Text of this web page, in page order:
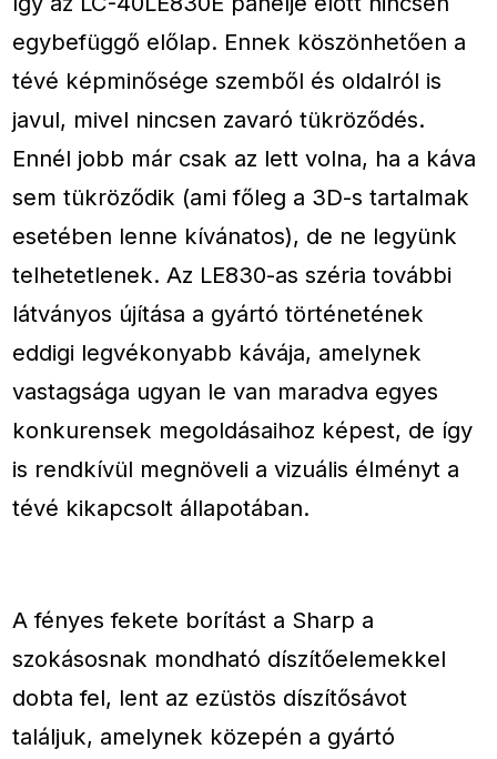
egybefüggő előlap. Ennek köszönhetően a
tévé képminősége szemből és oldalról is
javul, mivel nincsen zavaró tükröződés.
Ennél jobb már csak az lett volna, ha a káva
sem tükröződik (ami főleg a 3D-s tartalmak
esetében lenne kívánatos), de ne legyünk
telhetetlenek. Az LE830-as széria további
látványos újítása a gyártó történetének
eddigi legvékonyabb kávája, amelynek
vastagsága ugyan le van maradva egyes
konkurensek megoldásaihoz képest, de így
is rendkívül megnöveli a vizuális élményt a
tévé kikapcsolt állapotában.
A fényes fekete borítást a Sharp a
szokásosnak mondható díszítőelemekkel
dobta fel, lent az ezüstös díszítősávot
találjuk, amelynek közepén a gyártó